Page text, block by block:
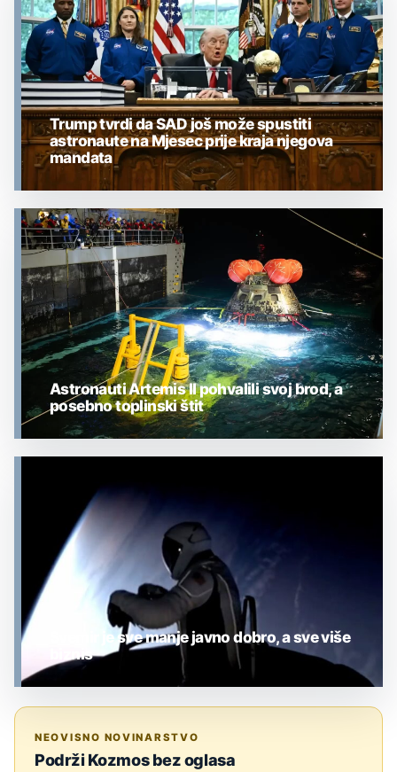
MJESEC
Trump tvrdi da SAD još može spustiti
astronaute na Mjesec prije kraja njegova
mandata
Astronauti Artemis II pohvalili svoj brod, a
posebno toplinski štit
Svemir je sve manje javno dobro, a sve više
biznis
NEOVISNO NOVINARSTVO
Podrži Kozmos bez oglasa